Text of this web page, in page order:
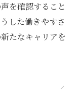
を確認すること
した働きやすさ
たなキャリアを